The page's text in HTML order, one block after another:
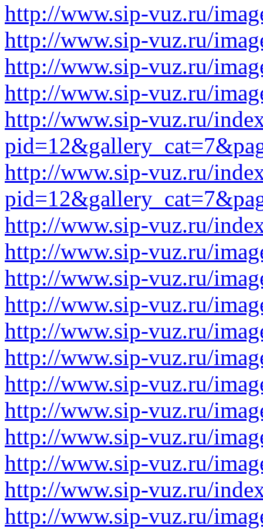
http://www.sip-vuz.ru/
http://www.sip-vuz.ru/
http://www.sip-vuz.ru/
http://www.sip-vuz.ru/
http://www.sip-vuz.ru/
http://www.sip-vuz.ru/
http://www.sip-vuz.ru/
http://www.sip-vuz.ru/
http://www.sip-vuz.ru/
http://www.sip-vuz.ru/
http://www.sip-vuz.ru/
http://www.sip-vuz.ru/
http://www.sip-vuz.ru/
http://www.sip-vuz.ru/
http://www.sip-vuz.ru/
http://www.sip-vuz.ru/
http://www.sip-vuz.ru/
http://www.sip-vuz.ru/